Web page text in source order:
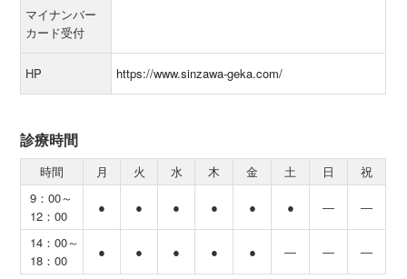
マイナンバー
カード受付
HP https://www.sinzawa-geka.com/
診療時間
時間 月 火 水 木 金 土 日
祝
9：00～
12：00
● ● ● ● ● ● ― ―
14：00～
18：00
● ● ● ● ● ― ― ―